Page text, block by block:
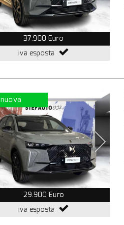
37.900 Euro
iva esposta
29.900 Euro
iva esposta
nuova